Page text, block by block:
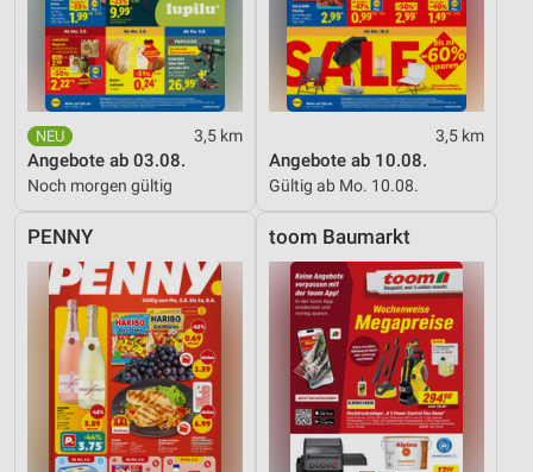
3,5 km
Angebote ab 03.08.
Noch morgen gültig
3,5 km
Angebote ab 10.08.
Gültig ab Mo. 10.08.
PENNY toom Baumarkt